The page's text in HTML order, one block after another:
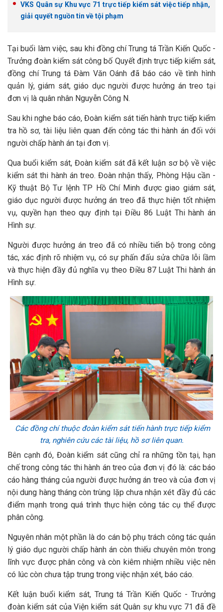
VKS Quân sự Khu vực 71 trực tiếp kiểm sát việc tiếp nhận,
giải quyết nguồn tin về tội phạm
Tại buổi làm việc, sau khi đồng chí Trung tá Trần Kiến Quốc -
Trưởng đoàn kiểm sát công bố Quyết định trực tiếp kiểm sát,
đồng chí Trung tá Đàm Văn Oánh đã báo cáo về tình hình
quản lý, giám sát, giáo dục người được hưởng án treo tại
đơn vị là quân nhân Nguyễn Công N.
Sau khi nghe báo cáo, Đoàn kiểm sát tiến hành trực tiếp kiểm
tra hồ sơ, tài liệu liên quan đến công tác thi hành án đối với
người chấp hành án tại đơn vị.
Qua buổi kiểm sát, Đoàn kiểm sát đã kết luận sơ bộ về việc
kiểm sát thi hành án treo. Đoàn nhận thấy, Phòng Hậu cần -
Kỹ thuật Bộ Tư lệnh TP Hồ Chí Minh được giao giám sát,
giáo dục người được hưởng án treo đã thực hiện tốt nhiệm
vụ, quyền hạn theo quy định tại Điều 86 Luật Thi hành án
Hình sự.
Người được hưởng án treo đã có nhiều tiến bộ trong công
tác, xác định rõ nhiệm vụ, có sự phấn đấu sửa chữa lỗi lầm
và thực hiện đầy đủ nghĩa vụ theo Điều 87 Luật Thi hành án
Hình sự.
Các đồng chí thuộc đoàn kiểm sát tiến hành trực tiếp kiểm
tra, nghiên cứu các tài liệu, hồ sơ liên quan.
Bên cạnh đó, Đoàn kiểm sát cũng chỉ ra những tồn tại, hạn
chế trong công tác thi hành án treo của đơn vị đó là: các báo
cáo hàng tháng của người được hưởng án treo và của đơn vị
nội dung hàng tháng còn trùng lặp chưa nhận xét đầy đủ các
điểm mạnh trong quá trình thực hiện công tác cụ thể được
phân công.
Nguyên nhân một phần là do cán bộ phụ trách công tác quản
lý giáo dục người chấp hành án còn thiếu chuyên môn trong
lĩnh vực được phân công và còn kiêm nhiệm nhiều việc nên
có lúc còn chưa tập trung trong việc nhận xét, báo cáo.
Kết luận buổi kiểm sát, Trung tá Trần Kiến Quốc - Trưởng
đoàn kiểm sát của Viện kiểm sát Quân sự khu vực 71 đã đề